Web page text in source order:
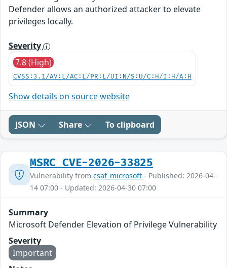
Defender allows an authorized attacker to elevate
privileges locally.
Severity
7.8 (High)
CVSS:3.1/AV:L/AC:L/PR:L/UI:N/S:U/C:H/I:H/A:H
Show details on source website
JSON Share To clipboard
MSRC_CVE-2026-33825
Vulnerability from csaf_microsoft - Published: 2026-04-
14 07:00 - Updated: 2026-04-30 07:00
Summary
Microsoft Defender Elevation of Privilege Vulnerability
Severity
Important